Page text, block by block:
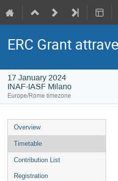
ERC Grant
17 January 2024
INAF-IASF Milano
Europe/Rome timezone
Event
menu
Overview
Timetable
Contribution List
Registration